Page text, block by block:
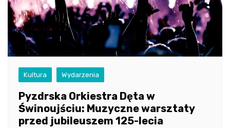
Kultura Wydarzenia
Pyzdrska Orkiestra Dęta w
Świnoujściu: Muzyczne warsztaty
przed jubileuszem 125-lecia